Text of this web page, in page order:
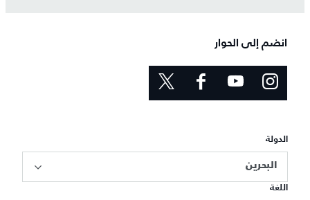
انضم إلى الحوار
الدولة
البحرين
اللغة